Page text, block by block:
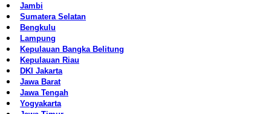
Jambi
Sumatera Selatan
Bengkulu
Lampung
Kepulauan Bangka Belitung
Kepulauan Riau
DKI Jakarta
Jawa Barat
Jawa Tengah
Yogyakarta